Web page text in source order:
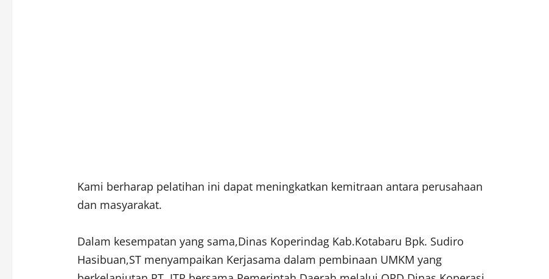
Kami berharap pelatihan ini dapat meningkatkan kemitraan antara perusahaan
dan masyarakat.
Dalam kesempatan yang sama,Dinas Koperindag Kab.Kotabaru Bpk. Sudiro
Hasibuan,ST menyampaikan Kerjasama dalam pembinaan UMKM yang